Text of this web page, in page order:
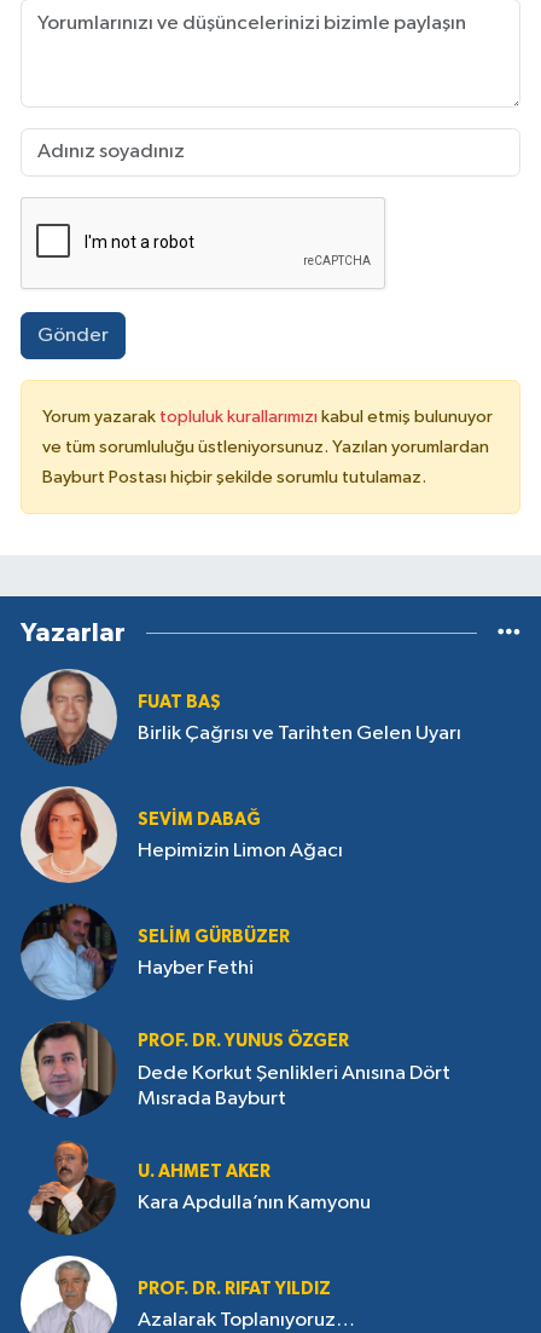
Gönder
Yorum yazarak topluluk kurallarımızı kabul etmiş bulunuyor
ve tüm sorumluluğu üstleniyorsunuz. Yazılan yorumlardan
Bayburt Postası hiçbir şekilde sorumlu tutulamaz.
Yazarlar
FUAT BAŞ
Birlik Çağrısı ve Tarihten Gelen Uyarı
SEVIM DABAĞ
Hepimizin Limon Ağacı
SELIM GÜRBÜZER
Hayber Fethi
PROF. DR. YUNUS ÖZGER
Dede Korkut Şenlikleri Anısına Dört
Mısrada Bayburt
U. AHMET AKER
Kara Apdulla’nın Kamyonu
PROF. DR. RIFAT YILDIZ
Azalarak Toplanıyoruz…